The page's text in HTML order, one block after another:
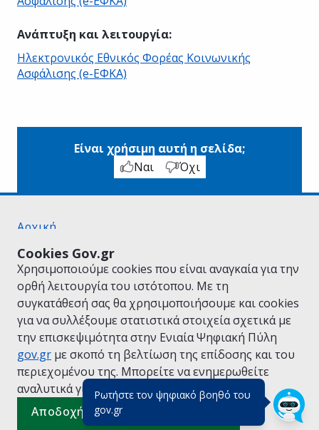
Ρωτήστε τον ψηφιακό βοηθό του
gov.gr(πάτησε για κλείσιμο)
Cookies Gov.gr
Χρησιμοποιούμε cookies που είναι αναγκαία για την
ορθή λειτουργία του ιστότοπου. Με τη
συγκατάθεσή σας θα χρησιμοποιήσουμε και cookies
για να συλλέξουμε στατιστικά στοιχεία σχετικά με
την επισκεψιμότητα στην Ενιαία Ψηφιακή Πύλη
gov.gr με σκοπό τη βελτίωση της επίδοσης και του
περιεχομένου της. Μπορείτε να ενημερωθείτε
αναλυτικά για την Πολιτική Cookies.
Αποδοχή όλων
Ανάπτυξη και λειτουργία:
Ηλεκτρονικός Εθνικός Φορέας Κοινωνικής
Ασφάλισης (e-ΕΦΚΑ)
Είναι χρήσιμη αυτή η σελίδα;
Ναι
Όχι
Αρχική
Όροι Χρήσης
Πολιτική Απορρήτου
Δήλωση προσβασιμότητας
Πολιτική cookies
Προτάσεις για το gov.gr
Υλοποίηση από το Υπουργείο Ψηφιακής
Διακυβέρνησης
Ελληνικά |Αγγλικά